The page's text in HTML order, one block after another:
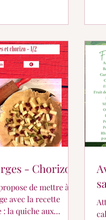
- Chorizo
avec la recette
: la quiche aux